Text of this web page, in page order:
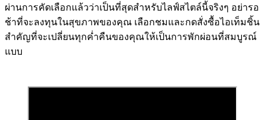
ผ่านการคัดเลือกแล้วว่าเป็นที่สุดสำหรับไลฟ์สไตล์นี้จริงๆ อย่ารอ
ช้าที่จะลงทุนในสุขภาพของคุณ เลือกชมและกดสั่งซื้อไอเท็มชิ้น
สำคัญที่จะเปลี่ยนทุกค่ำคืนของคุณให้เป็นการพักผ่อนที่สมบูรณ์
แบบ